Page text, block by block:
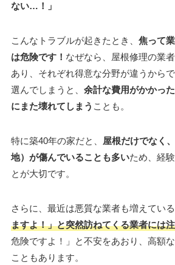
ない…！」
こんなトラブルが起きたとき、 焦って
は危険です！ なぜなら、屋根修理の業
あり、それぞれ得意な分野が違うから
選んでしまうと、 余計な費用がかかっ
にまた壊れてしまう ことも。
特に築40年の家だと、 屋根だけでなく
地）が傷んでいることも多いため、経
とが大切です。
さらに、最近は悪質な業者も増えている
ますよ！」と突然訪ねてくる業者には
危険ですよ！」と不安をあおり、高額
こともあります。